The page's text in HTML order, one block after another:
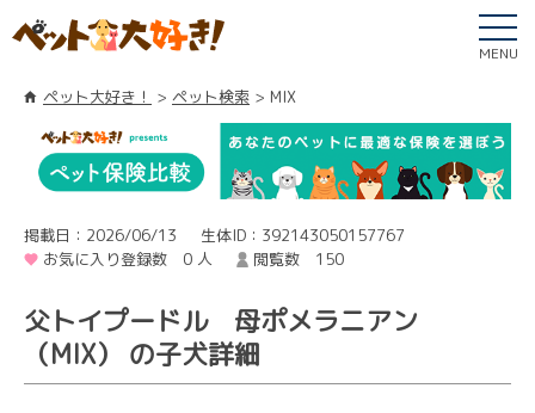
MENU
ペット大好き！ ペット検索 MIX
掲載日：2026/06/13
生体ID：392143050157767
お気に入り登録数 0 人
閲覧数 150
父トイプードル 母ポメラニアン
（MIX） の子犬詳細